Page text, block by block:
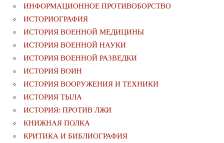
ИНФОРМАЦИОННОЕ ПРОТИВОБОРСТВО
ИСТОРИОГРАФИЯ
ИСТОРИЯ ВОЕННОЙ МЕДИЦИНЫ
ИСТОРИЯ ВОЕННОЙ НАУКИ
ИСТОРИЯ ВОЕННОЙ РАЗВЕДКИ
ИСТОРИЯ ВОИН
ИСТОРИЯ ВООРУЖЕНИЯ И ТЕХНИКИ
ИСТОРИЯ ТЫЛА
ИСТОРИЯ: ПРОТИВ ЛЖИ
КНИЖНАЯ ПОЛКА
КРИТИКА И БИБЛИОГРАФИЯ